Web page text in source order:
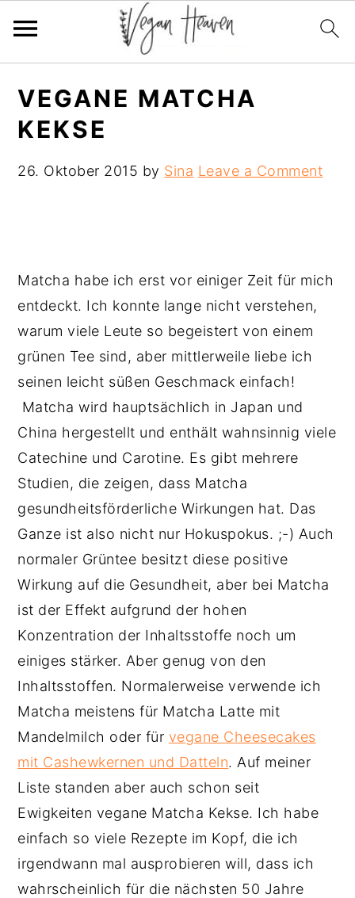
primary
main
primary
VEGANE MATCHA
KEKSE
26. Oktober 2015 by Sina Leave a Comment
Matcha habe ich erst vor einiger Zeit für mich
entdeckt. Ich konnte lange nicht verstehen,
warum viele Leute so begeistert von einem
grünen Tee sind, aber mittlerweile liebe ich
seinen leicht süßen Geschmack einfach!
Matcha wird hauptsächlich in Japan und
China hergestellt und enthält wahnsinnig viele
Catechine und Carotine. Es gibt mehrere
Studien, die zeigen, dass Matcha
gesundheitsförderliche Wirkungen hat. Das
Ganze ist also nicht nur Hokuspokus. ;-) Auch
normaler Grüntee besitzt diese positive
Wirkung auf die Gesundheit, aber bei Matcha
ist der Effekt aufgrund der hohen
Konzentration der Inhaltsstoffe noch um
einiges stärker. Aber genug von den
Inhaltsstoffen. Normalerweise verwende ich
Matcha meistens für Matcha Latte mit
Mandelmilch oder für vegane Cheesecakes
mit Cashewkernen und Datteln. Auf meiner
Liste standen aber auch schon seit
Ewigkeiten vegane Matcha Kekse. Ich habe
einfach so viele Rezepte im Kopf, die ich
irgendwann mal ausprobieren will, dass ich
wahrscheinlich für die nächsten 50 Jahre